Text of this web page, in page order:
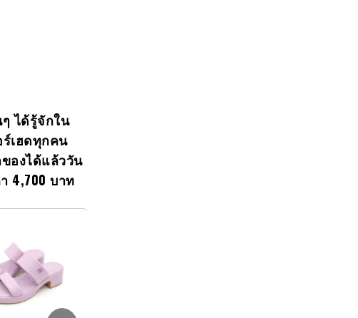
ๆ ได้รู้จักใน
เฮดทุกคน
องได้แล้ววัน
4,700 บาท